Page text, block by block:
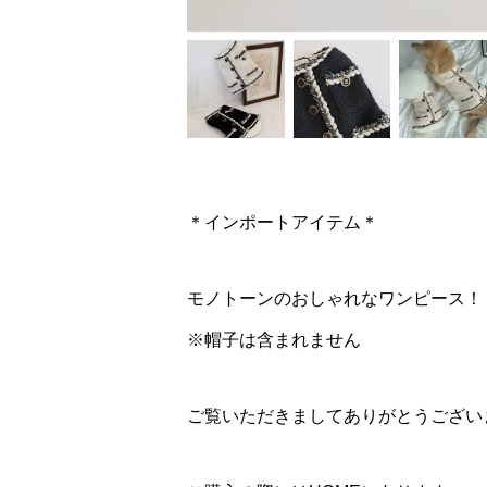
＊インポートアイテム＊
モノトーンのおしゃれなワンピース！
※帽子は含まれません
ご覧いただきましてありがとうござい